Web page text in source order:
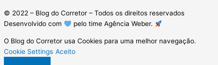
© 2022 – Blog do Corretor – Todos os direitos reservados
Desenvolvido com
pelo time Agência Weber.
O Blog do Corretor usa Cookies para uma melhor navegação.
Cookie Settings Aceito